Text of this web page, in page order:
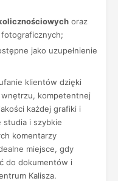
oraz
jako uzupełnienie
klientów dzięki
kompetentnej
każdej grafiki i
studia i szybkie
komentarzy
miejsce, gdy
do dokumentów i
Kalisza.